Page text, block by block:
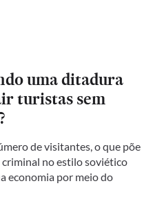
uma ditadura
turistas sem
de visitantes, o que põe
criminal no estilo soviético
economia por meio do